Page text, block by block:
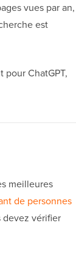
vues par an,
est
ChatGPT,
meilleures
de personnes
devez vérifier